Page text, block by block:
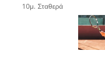
10μ. Σταθερά